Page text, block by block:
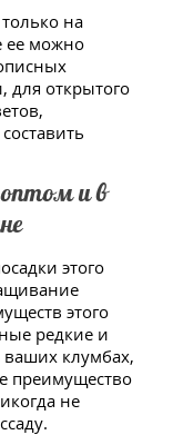
на
ее можно
для открытого
и в
этого
этого
редкие и
ваших клумбах,
преимущество
не